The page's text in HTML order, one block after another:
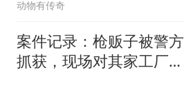
动物有传奇
案件记录：枪贩子被警方
抓获，现场对其家工厂搜